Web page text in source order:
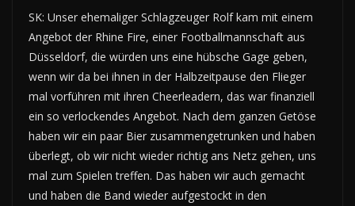
SK: Unser ehemaliger Schlagzeuger Rolf kam mit einem
Angebot der Rhine Fire, einer Footballmannschaft aus
Düsseldorf, die würden uns eine hübsche Gage geben,
wenn wir da bei ihnen in der Halbzeitpause den Flieger
mal vorführen mit ihren Cheerleadern, das war finanziell
ein so verlockendes Angebot. Nach dem ganzen Getöse
haben wir ein paar Bier zusammengetrunken und haben
überlegt, ob wir nicht wieder richtig ans Netz gehen, uns
mal zum Spielen treffen. Das haben wir auch gemacht
und haben die Band wieder aufgestockt in den